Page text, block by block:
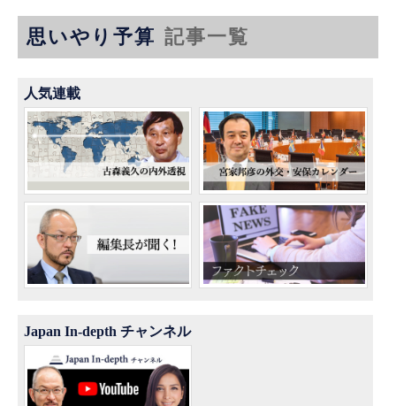
思いやり予算 記事一覧
人気連載
Japan In-depth チャンネル